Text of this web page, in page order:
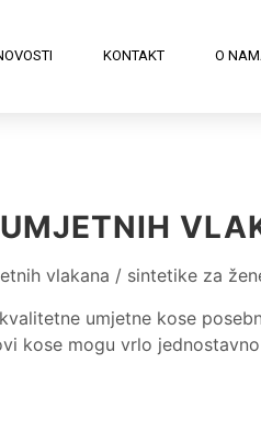
KONTAKT O
vlakana / sintetike za
umjetne kose
kose mogu vrlo